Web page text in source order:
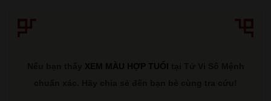
XEM MÀU HỢP TUỔI